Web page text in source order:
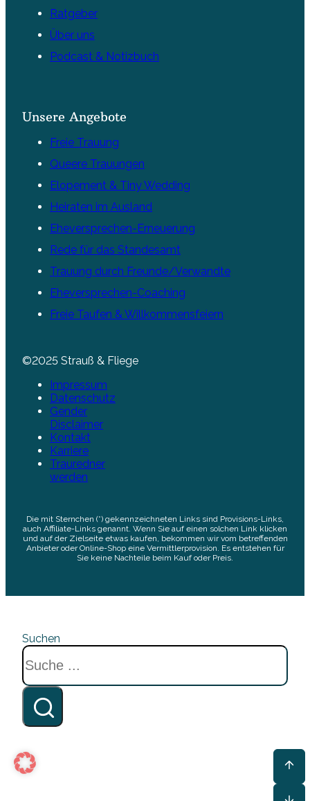
Ratgeber
Über uns
Podcast & Notizbuch
Unsere Angebote
Freie Trauung
Queere Trauungen
Elopement & Tiny Wedding
Heiraten im Ausland
Eheversprechen-Erneuerung
Rede für das Standesamt
Trauung durch Freunde/Verwandte
Eheversprechen-Coaching
Freie Taufen & Willkommensfeiern
©2025 Strauß & Fliege
Impressum
Datenschutz
Gender
Disclaimer
Kontakt
Karriere
Trauredner
werden
Die mit Sternchen (*) gekennzeichneten Links sind Provisions-Links,
auch Affiliate-Links genannt. Wenn Sie auf einen solchen Link klicken
und auf der Zielseite etwas kaufen, bekommen wir vom betreffenden
Anbieter oder Online-Shop eine Vermittlerprovision. Es entstehen für
Sie keine Nachteile beim Kauf oder Preis.
Suchen